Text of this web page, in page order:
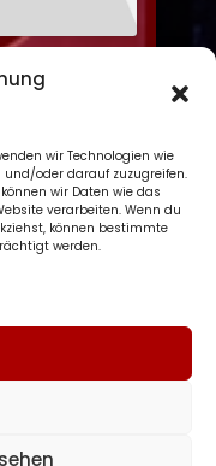
wir Technologien wie
oder darauf zuzugreifen.
wir Daten wie das
verarbeiten. Wenn du
können bestimmte
werden.
Reserved.